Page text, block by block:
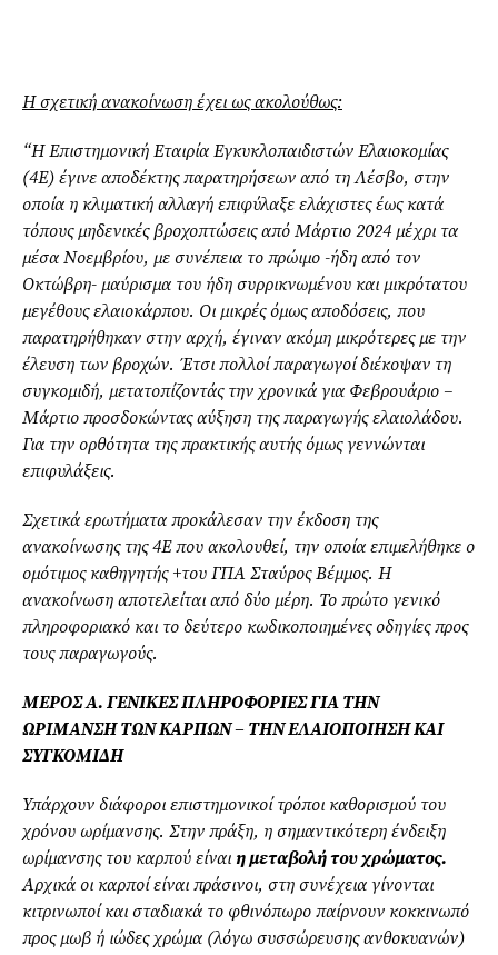
Η σχετική ανακοίνωση έχει ως ακολούθως:
“Η Επιστημονική Εταιρία Εγκυκλοπαιδιστών Ελαιοκομίας
(4Ε) έγινε αποδέκτης παρατηρήσεων από τη Λέσβο, στην
οποία η κλιματική αλλαγή επιφύλαξε ελάχιστες έως κατά
τόπους μηδενικές βροχοπτώσεις από Μάρτιο 2024 μέχρι τα
μέσα Νοεμβρίου, με συνέπεια το πρώιμο -ήδη από τον
Οκτώβρη- μαύρισμα του ήδη συρρικνωμένου και μικρότατου
μεγέθους ελαιοκάρπου. Οι μικρές όμως αποδόσεις, που
παρατηρήθηκαν στην αρχή, έγιναν ακόμη μικρότερες με την
έλευση των βροχών. Έτσι πολλοί παραγωγοί διέκοψαν τη
συγκομιδή, μετατοπίζοντάς την χρονικά για Φεβρουάριο –
Μάρτιο προσδοκώντας αύξηση της παραγωγής ελαιολάδου.
Για την ορθότητα της πρακτικής αυτής όμως γεννώνται
επιφυλάξεις.
Σχετικά ερωτήματα προκάλεσαν την έκδοση της
ανακοίνωσης της 4Ε που ακολουθεί, την οποία επιμελήθηκε ο
ομότιμος καθηγητής +του ΓΠΑ Σταύρος Βέμμος. Η
ανακοίνωση αποτελείται από δύο μέρη. Το πρώτο γενικό
πληροφοριακό και το δεύτερο κωδικοποιημένες οδηγίες προς
τους παραγωγούς.
ΜΕΡΟΣ Α. ΓΕΝΙΚΕΣ ΠΛΗΡΟΦΟΡΙΕΣ ΓΙΑ ΤΗΝ
ΩΡΙΜΑΝΣΗ ΤΩΝ ΚΑΡΠΩΝ – ΤΗΝ ΕΛΑΙΟΠΟΙΗΣΗ ΚΑΙ
ΣΥΓΚΟΜΙΔΗ
Υπάρχουν διάφοροι επιστημονικοί τρόποι καθορισμού του
χρόνου ωρίμανσης. Στην πράξη, η σημαντικότερη ένδειξη
ωρίμανσης του καρπού είναι η μεταβολή του χρώματος.
Αρχικά οι καρποί είναι πράσινοι, στη συνέχεια γίνονται
κιτρινωποί και σταδιακά το φθινόπωρο παίρνουν κοκκινωπό
προς μωβ ή ιώδες χρώμα (λόγω συσσώρευσης ανθοκυανών)